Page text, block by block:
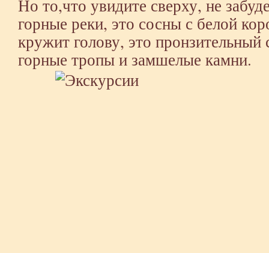
Но то,что увидите сверху, не
горные реки, это сосны с белой
кружит голову, это пронзительный
горные тропы и замшелые камни.